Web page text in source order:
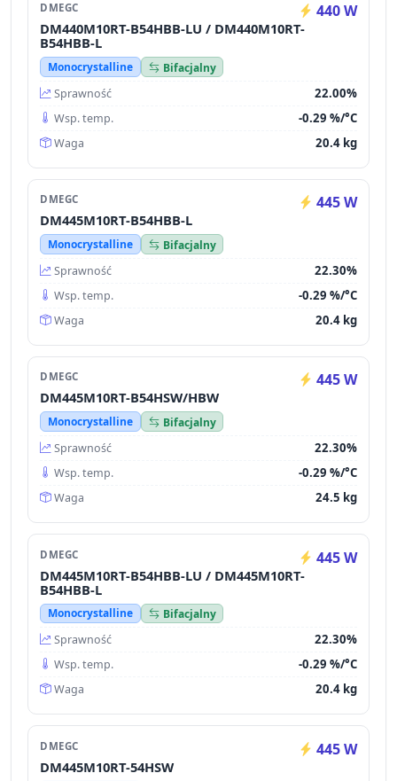
DMEGC 440 W
DM440M10RT-B54HBB-LU / DM440M10RT-
B54HBB-L
Monocrystalline
Bifacjalny
Sprawność
22.00%
Wsp. temp. -0.29 %/°C
Waga 20.4 kg
DMEGC 445 W
DM445M10RT-B54HBB-L
Monocrystalline
Bifacjalny
Sprawność
22.30%
Wsp. temp. -0.29 %/°C
Waga 20.4 kg
DMEGC 445 W
DM445M10RT-B54HSW/HBW
Monocrystalline
Bifacjalny
Sprawność
22.30%
Wsp. temp. -0.29 %/°C
Waga 24.5 kg
DMEGC 445 W
DM445M10RT-B54HBB-LU / DM445M10RT-
B54HBB-L
Monocrystalline
Bifacjalny
Sprawność
22.30%
Wsp. temp. -0.29 %/°C
Waga 20.4 kg
DMEGC 445 W
DM445M10RT-54HSW